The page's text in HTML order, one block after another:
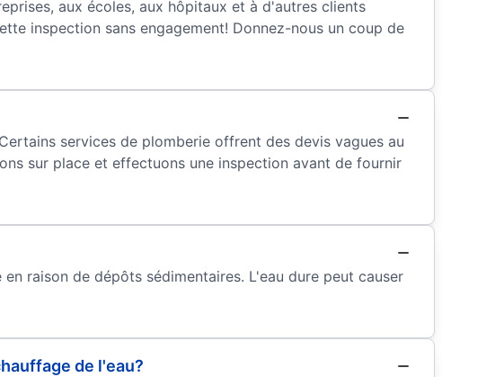
aux écoles, aux hôpitaux et à d'autres clients
inspection sans engagement! Donnez-nous un coup de
services de plomberie offrent des devis vagues au
sur place et effectuons une inspection avant de fournir
raison de dépôts sédimentaires. L'eau dure peut causer
de l'eau?